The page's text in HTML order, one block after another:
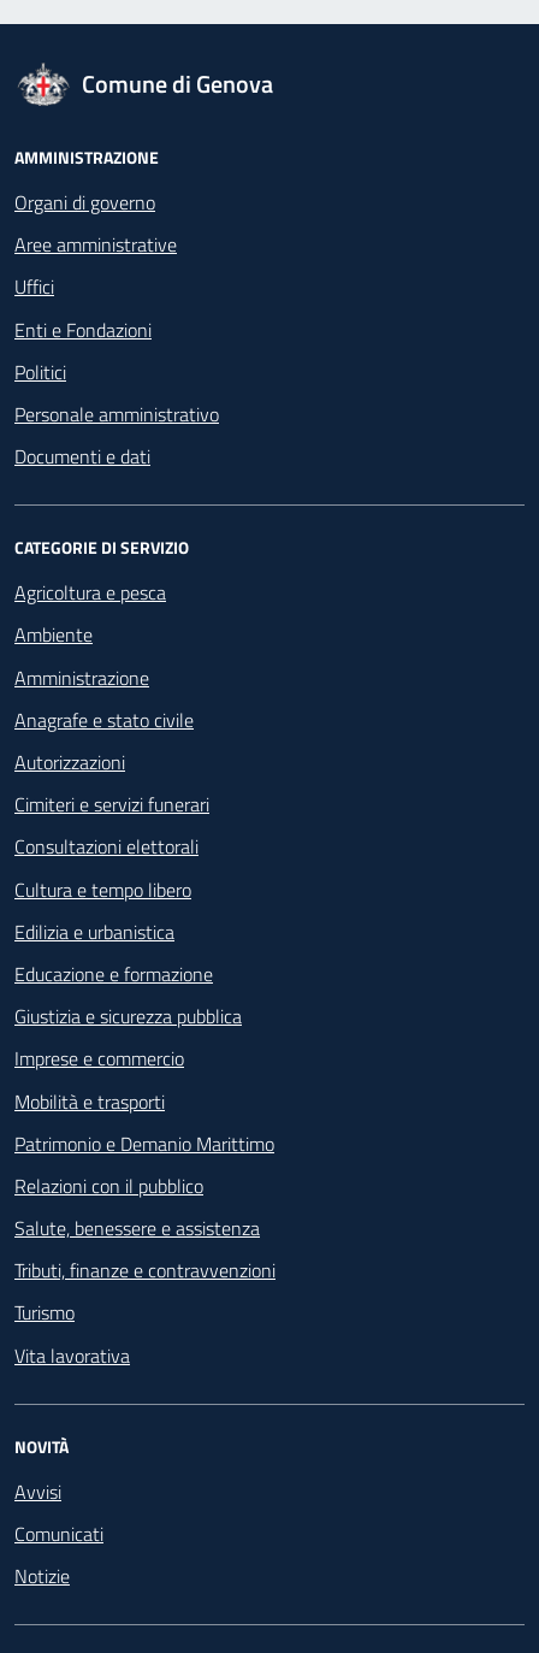
logo Unione Europea
Comune di Genova
Footer - Navigazione
AMMINISTRAZIONE
Organi di governo
Aree amministrative
Uffici
Enti e Fondazioni
Politici
Personale amministrativo
Documenti e dati
CATEGORIE DI SERVIZIO
Agricoltura e pesca
Ambiente
Amministrazione
Anagrafe e stato civile
Autorizzazioni
Cimiteri e servizi funerari
Consultazioni elettorali
Cultura e tempo libero
Edilizia e urbanistica
Educazione e formazione
Giustizia e sicurezza pubblica
Imprese e commercio
Mobilità e trasporti
Patrimonio e Demanio Marittimo
Relazioni con il pubblico
Salute, benessere e assistenza
Tributi, finanze e contravvenzioni
Turismo
Vita lavorativa
NOVITÀ
Avvisi
Comunicati
Notizie